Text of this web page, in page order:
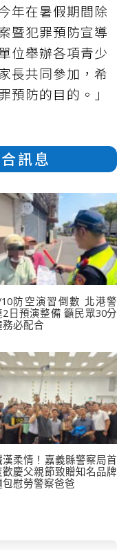
年在暑假期間除
暨犯罪預防宣導
位舉辦各項青少
長共同參加，希
預防的目的。」
訊息
防空演習倒數 北港警
2日預演整備 籲民眾30分
務必配合
漢柔情！嘉義縣警察局首
歡慶父親節致贈知名品牌
包慰勞警察爸爸